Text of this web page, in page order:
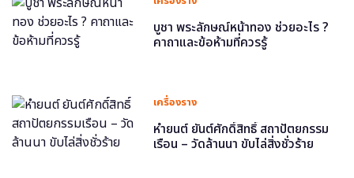
บูชา พระลักษณ์หน้าทอง ช่วยอะไร ?
คาถาและข้อห้ามที่ควรรู้
เครื่องราง
หำยนต์ ยันต์ศักดิ์สิทธิ์ สถาปัตยกรรม
เรือน – วัดล้านนา ขับไล่สิ่งชั่วร้าย